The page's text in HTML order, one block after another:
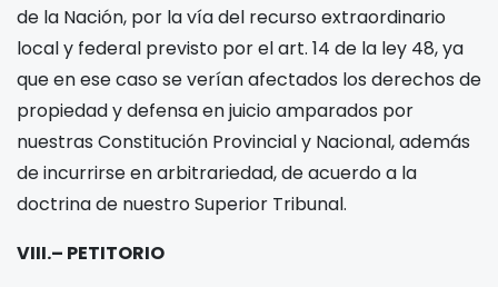
de la Nación, por la vía del recurso extraordinario
local y federal previsto por el art. 14 de la ley 48, ya
que en ese caso se verían afectados los derechos de
propiedad y defensa en juicio amparados por
nuestras Constitución Provincial y Nacional, además
de incurrirse en arbitrariedad, de acuerdo a la
doctrina de nuestro Superior Tribunal.
VIII.– PETITORIO